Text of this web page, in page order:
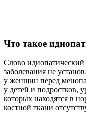
Что такое
Слово идиопатический
заболевания не
у женщин перед
у детей и подростков,
которых находятся в
костной ткани